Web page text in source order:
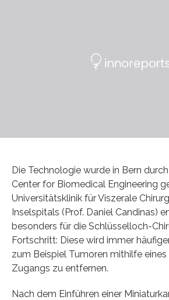
Die Technologie wurde in Bern
Center for Biomedical Engineering
Universitätsklinik für Viszerale
Inselspitals (Prof. Daniel Candinas)
besonders für die Schlüsselloch-
Fortschritt: Diese wird immer
zum Beispiel Tumoren mithilfe
Zugangs zu entfernen.
Nach dem Einführen einer